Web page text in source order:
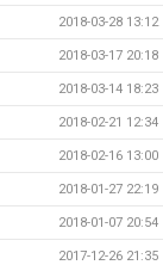
2018-03-28 13:12
2018-03-17 20:18
2018-03-14 18:23
2018-02-21 12:34
2018-02-16 13:00
2018-01-27 22:19
2018-01-07 20:54
2017-12-26 21:35